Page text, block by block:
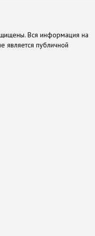
Вся информация на
является публичной